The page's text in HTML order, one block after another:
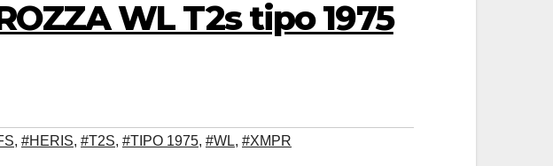
WL T2s tipo 1975
, #HERIS, #T2S, #TIPO 1975, #WL, #XMPR